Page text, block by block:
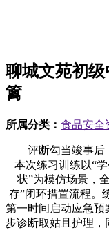
聊城文苑初
篱
所属分类： 食品安全
评断勾当竣事后，
本次练习训练以“
状”为模仿场景，
存”闭环措置流程。
第一时间启动应急预
步诊断取姑且护理，